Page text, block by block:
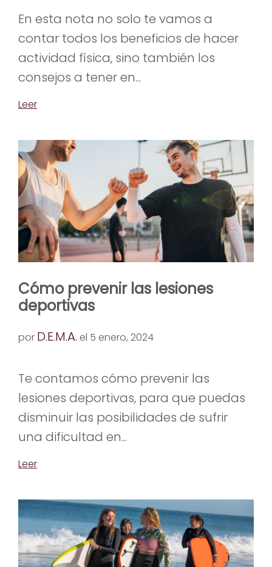
En esta nota no solo te vamos a
contar todos los beneficios de hacer
actividad física, sino también los
consejos a tener en...
Leer
Cómo prevenir las lesiones
deportivas
por D.E.M.A. el 5 enero, 2024
Te contamos cómo prevenir las
lesiones deportivas, para que puedas
disminuir las posibilidades de sufrir
una dificultad en...
Leer